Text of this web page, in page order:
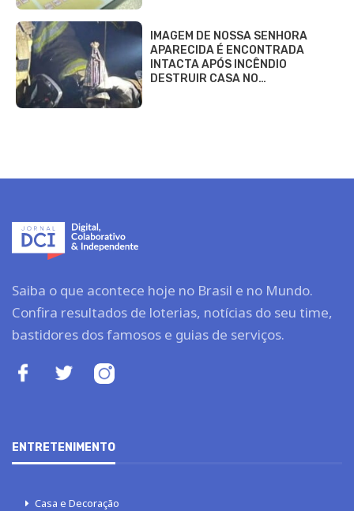
IMAGEM DE NOSSA SENHORA
APARECIDA É ENCONTRADA
INTACTA APÓS INCÊNDIO
DESTRUIR CASA NO…
Saiba o que acontece hoje no Brasil e no Mundo.
Confira resultados de loterias, notícias do seu time,
bastidores dos famosos e guias de serviços.
ENTRETENIMENTO
Casa e Decoração